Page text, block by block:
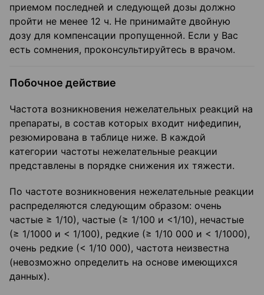
приемом последней и следующей дозы должно
пройти не менее 12 ч. Не принимайте двойную
дозу для компенсации пропущенной. Если у Вас
есть сомнения, проконсультируйтесь в врачом.
Побочное действие
Частота возникновения нежелательных реакций на
препараты, в состав которых входит нифедипин,
резюмирована в таблице ниже. В каждой
категории частоты нежелательные реакции
представлены в порядке снижения их тяжести.
По частоте возникновения нежелательные реакции
распределяются следующим образом: очень
частые ≥ 1/10), частые (≥ 1/100 и <1/10), нечастые
(≥ 1/1000 и < 1/100), редкие (≥ 1/10 000 и < 1/1000),
очень редкие (< 1/10 000), частота неизвестна
(невозможно определить на основе имеющихся
данных).